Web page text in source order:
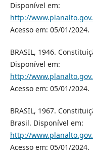
Disponível em:
http://
Acesso em: 05/01/2024.
BRASIL, 1946.
Disponível em:
http://
Acesso em: 05/01/2024.
BRASIL, 1967.
Brasil. Disponível em:
http://
Acesso em: 05/01/2024.